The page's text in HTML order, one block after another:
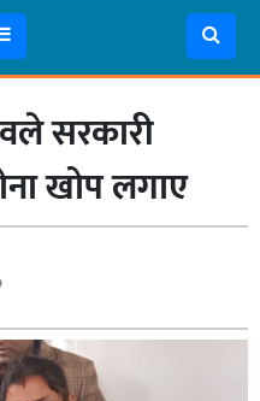
सरकारी
खोप लगाए